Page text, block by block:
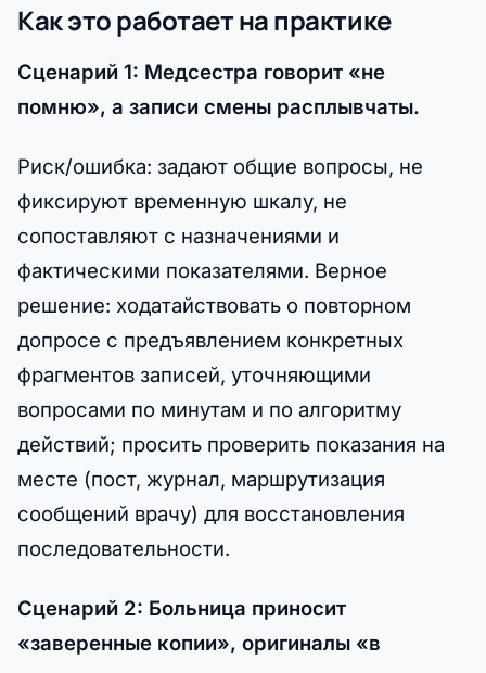
Как это работает на практике
Сценарий 1: Медсестра говорит «не
помню», а записи смены расплывчаты.
Риск/ошибка: задают общие вопросы, не
фиксируют временную шкалу, не
сопоставляют с назначениями и
фактическими показателями. Верное
решение: ходатайствовать о повторном
допросе с предъявлением конкретных
фрагментов записей, уточняющими
вопросами по минутам и по алгоритму
действий; просить проверить показания на
месте (пост, журнал, маршрутизация
сообщений врачу) для восстановления
последовательности.
Сценарий 2: Больница приносит
«заверенные копии», оригиналы «в